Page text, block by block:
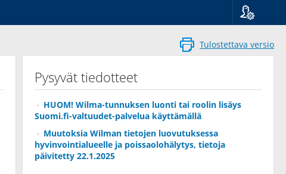
Suomi
Svenska
Tulostettava versio
Pysyvät tiedotteet
HUOM! Wilma-tunnuksen luonti tai roolin lisäys
Suomi.fi-valtuudet-palvelua käyttämällä
Muutoksia Wilman tietojen luovutuksessa
hyvinvointialueelle ja poissaolohälytys, tietoja
päivitetty 22.1.2025